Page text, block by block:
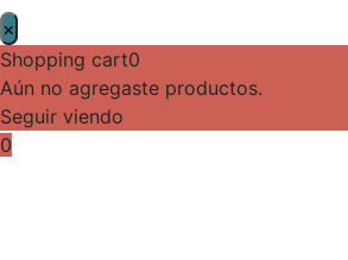
×
Shopping cart0
Aún no agregaste productos.
Seguir viendo
0